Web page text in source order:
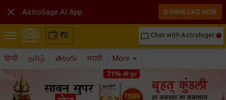
₹0 chat_bubble_outline Chat with Astrologer
हिन्दी தமிழ் తెలుగు मराठी More
 AstroSage AI App DOWNLOAD NOW